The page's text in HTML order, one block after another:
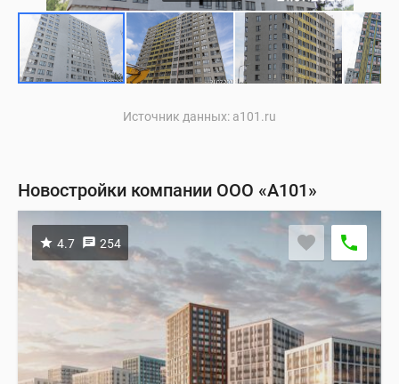
Источник данных: a101.ru
Офисный центр Эдварда Грига
Бизнес-квартал «Прокшино»
ЖК «Дом на Джалиля»
Новостройки компании ООО «А101»
4.7 254